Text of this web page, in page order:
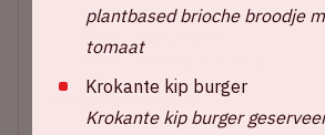
19:30 – Special guest: Robyn
20:45 – Harry Styles
+ Voeg toe aan agenda
plantbased brioche broodje
tomaat
Krokante kip burger
Krokante kip burger